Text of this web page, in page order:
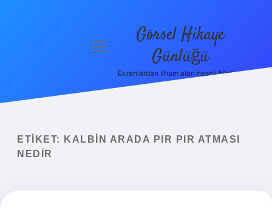
Yasal Uyarı
menüyü
Görsel Hikaye
Günlüğü
Ekranlardan ilham alan neşeli bilgiler!
ETIKET:
KALBIN ARADA PIR PIR ATMASI
NEDIR